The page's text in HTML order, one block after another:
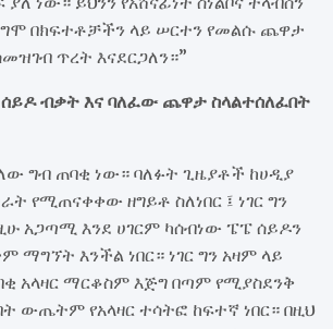
በክፍተቶቻችን ላይ ሠርተን የመልሱ ጨዋታ
ጥረት እናደርጋለን።”
ብቃት እና ባለፈው ጨዋታ ስላልተሰለፈበት
ግብ ጠባቂ ነው። ባለፉት ጊዜያቶች ከሀዲያ
የሚጠናቀቀው ዘግይቶ ስለነበር ፤ ነገር ግን
አጋጣሚ እንደ ሀገርም ካሰብነው ፔፔ ሰይዶን
እንችል ነበር። ነገር ግን አዛም ላይ
አላዛር ማርቆስም እጅግ በጣም የሚያስደንቅ
ውጤትም የአላዛር ተሳትፎ ከፍተኛ ነበር። በዚህ